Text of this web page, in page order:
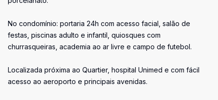
No condomínio: portaria 24h com acesso facial, salão de
festas, piscinas adulto e infantil, quiosques com
churrasqueiras, academia ao ar livre e campo de futebol.
Localizada próxima ao Quartier, hospital Unimed e com fácil
acesso ao aeroporto e principais avenidas.